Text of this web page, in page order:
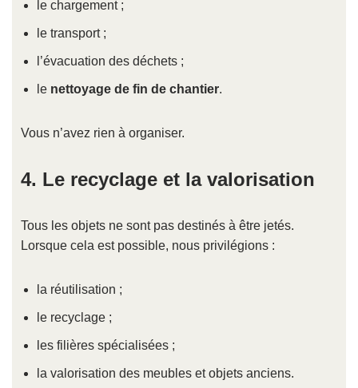
le chargement ;
le transport ;
l’évacuation des déchets ;
le nettoyage de fin de chantier.
Vous n’avez rien à organiser.
4. Le recyclage et la valorisation
Tous les objets ne sont pas destinés à être jetés.
Lorsque cela est possible, nous privilégions :
la réutilisation ;
le recyclage ;
les filières spécialisées ;
la valorisation des meubles et objets anciens.